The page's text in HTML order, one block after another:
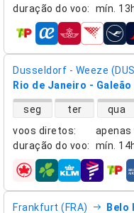
duração do voo: mín.
companhias aéreas
Dusseldorf - Weeze
Rio de Janeiro - Galeão
voos diretos:
apenas
duração do voo: mín.
disponibilidade de voos
seg ter qua
companhias aéreas
Frankfurt (FRA) Belo